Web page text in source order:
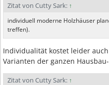
Zitat von Cutty Sark: ↑
individuell moderne Holzhäuser
treffen).
Individualität kostet leider
Varianten der ganzen
Zitat von Cutty Sark: ↑